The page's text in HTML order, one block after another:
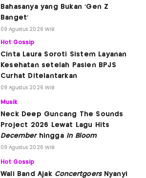
Bahasanya yang Bukan 'Gen Z
Banget'
09 Agustus 2026 WIB
Hot Gossip
Cinta Laura Soroti Sistem Layanan
Kesehatan setelah Pasien BPJS
Curhat Ditelantarkan
09 Agustus 2026 WIB
Musik
Neck Deep Guncang The Sounds
Project 2026 Lewat Lagu Hits
Decemberhingga In Bloom
09 Agustus 2026 WIB
Hot Gossip
Wali Band Ajak ConcertgoersNyanyi